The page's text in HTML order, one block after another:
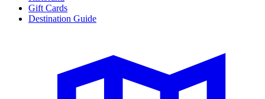
Gift Cards
Destination Guide